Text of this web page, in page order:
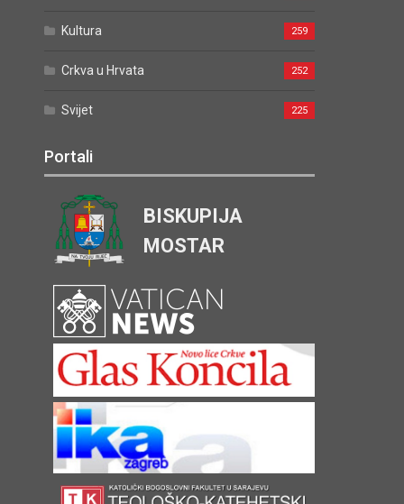
Kultura 259
Crkva u Hrvata 252
Svijet 225
Portali
BISKUPIJA
MOSTAR